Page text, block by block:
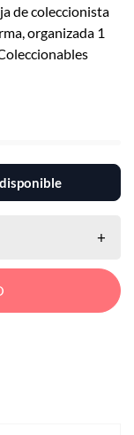
de coleccionista
organizada 1
+